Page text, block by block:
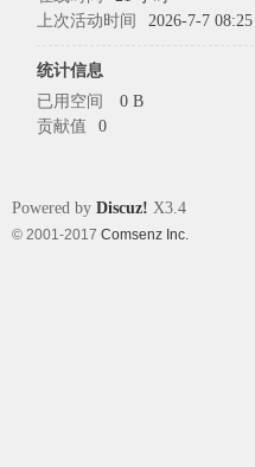
上次活动时间
2026-7-7 08:25
统计信息
已用空间
0 B
贡献值
0
Powered by Discuz! X3.4
© 2001-2017 Comsenz Inc.